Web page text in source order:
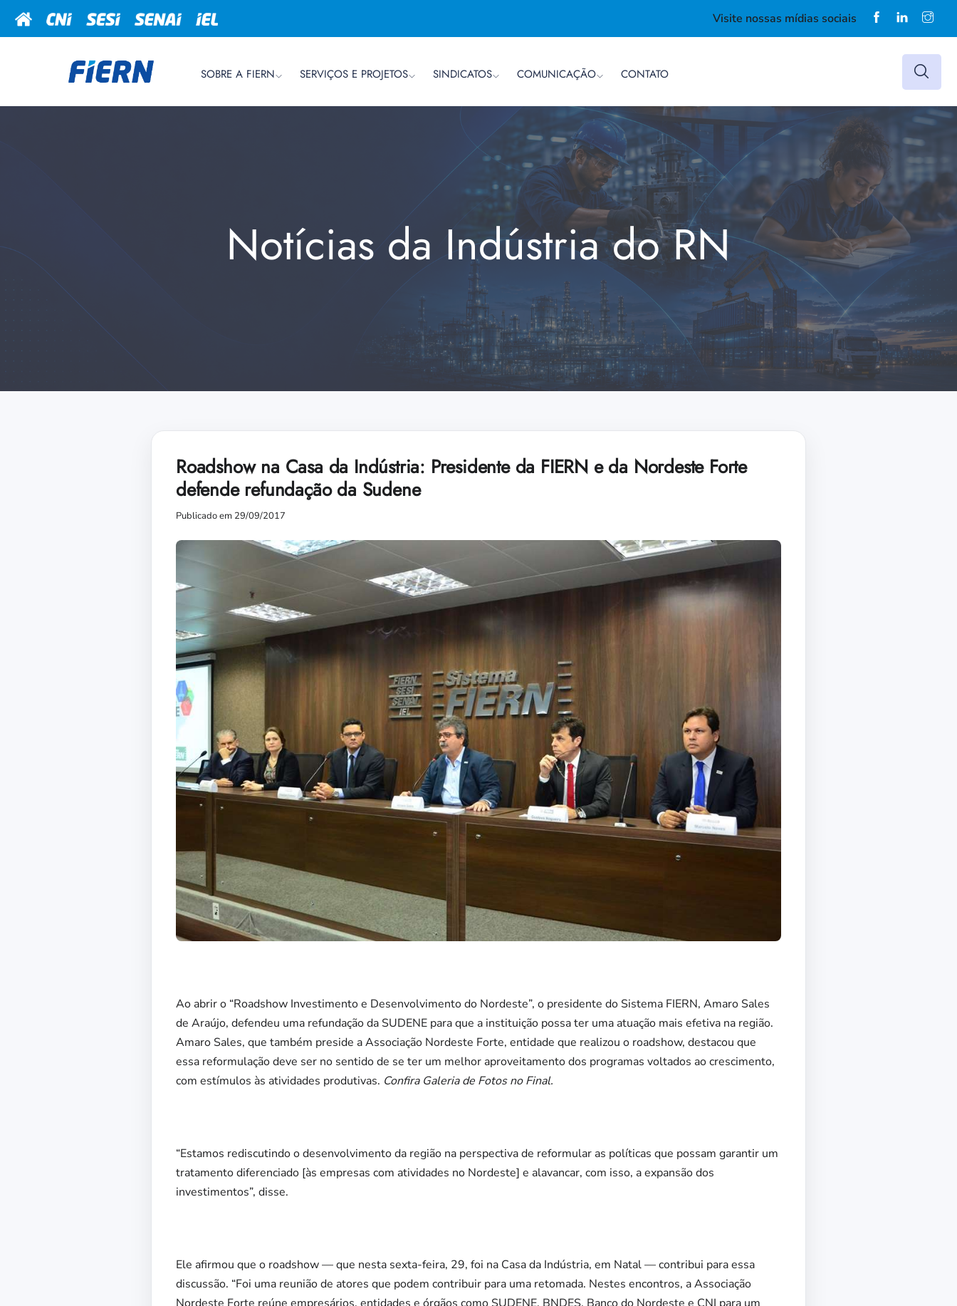
Visite nossas mídias sociais
SOBRE A FIERN SERVIÇOS E PROJETOS SINDICATOS COMUNICAÇÃO CONTATO
Notícias da Indústria do RN
Roadshow na Casa da Indústria: Presidente da FIERN e da Nordeste Forte
defende refundação da Sudene
Publicado em 29/09/2017
Ao abrir o “Roadshow Investimento e Desenvolvimento do Nordeste”, o presidente do Sistema FIERN, Amaro Sales
de Araújo, defendeu uma refundação da SUDENE para que a instituição possa ter uma atuação mais efetiva na região.
Amaro Sales, que também preside a Associação Nordeste Forte, entidade que realizou o roadshow, destacou que
essa reformulação deve ser no sentido de se ter um melhor aproveitamento dos programas voltados ao crescimento,
com estímulos às atividades produtivas. Confira Galeria de Fotos no Final.
“Estamos rediscutindo o desenvolvimento da região na perspectiva de reformular as políticas que possam garantir um
tratamento diferenciado [às empresas com atividades no Nordeste] e alavancar, com isso, a expansão dos
investimentos”, disse.
Ele afirmou que o roadshow — que nesta sexta-feira, 29, foi na Casa da Indústria, em Natal — contribui para essa
discussão. “Foi uma reunião de atores que podem contribuir para uma retomada. Nestes encontros, a Associação